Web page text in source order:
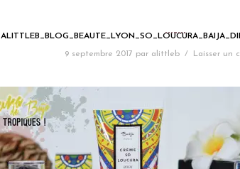
9 septembre 2017 par alittleb / Laisser un